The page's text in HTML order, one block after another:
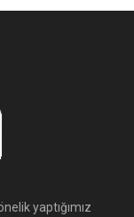
yaptığımız